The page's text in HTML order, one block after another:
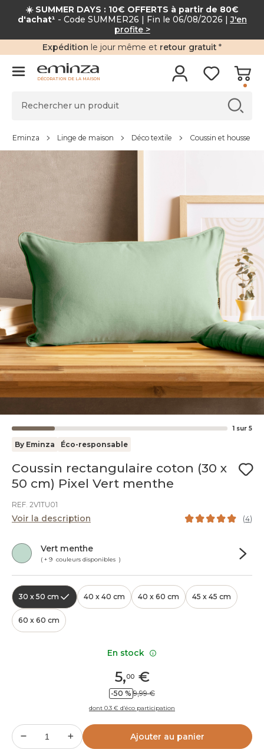
☀️ SUMMER DAYS : 10€ OFFERTS à partir de 80€
d'achat¹ - Code SUMMER26 | Fin le 06/08/2026 |J'en
profite >
Expédition le jour même et retour gratuit *
DÉCORATION DE LA MAISON
Eminza Linge de maison Déco textile Coussin et housse
1 sur 5
By Eminza Éco-responsable
Coussin rectangulaire coton (30 x
50 cm) Pixel Vert menthe
REF. 2V1TU01
Voir la description (4)
Vert menthe
( + 9 couleurs disponibles )
30 x 50 cm 40 x 40 cm 40 x 60 cm 45 x 45 cm
60 x 60 cm
5,00€
-50 % 9,99 €
dont 0.3 € d’éco participation
Ajouter au panier